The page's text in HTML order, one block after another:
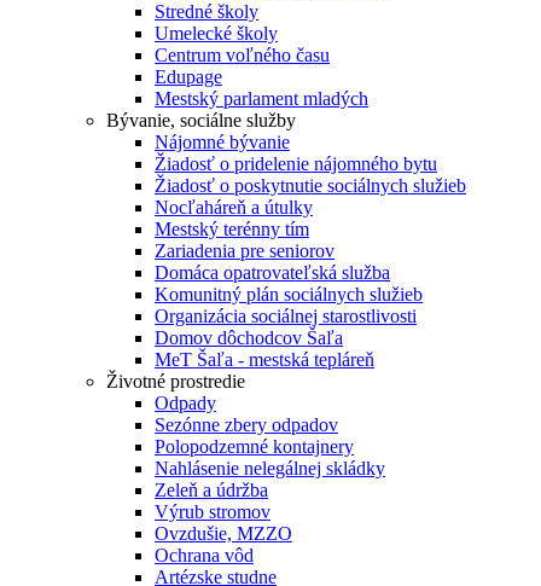
Stredné školy
Umelecké školy
Centrum voľného času
Edupage
Mestský parlament mladých
Bývanie, sociálne služby
Nájomné bývanie
Žiadosť o pridelenie nájomného bytu
Žiadosť o poskytnutie sociálnych služieb
Nocľaháreň a útulky
Mestský terénny tím
Zariadenia pre seniorov
Domáca opatrovateľská služba
Komunitný plán sociálnych služieb
Organizácia sociálnej starostlivosti
Domov dôchodcov Šaľa
MeT Šaľa - mestská tepláreň
Životné prostredie
Odpady
Sezónne zbery odpadov
Polopodzemné kontajnery
Nahlásenie nelegálnej skládky
Zeleň a údržba
Výrub stromov
Ovzdušie, MZZO
Ochrana vôd
Artézske studne